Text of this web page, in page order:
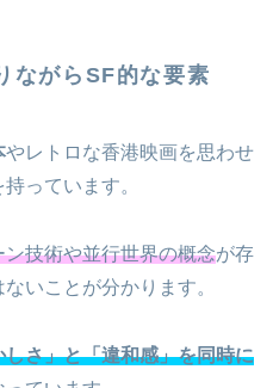
ながらSF的な要素
やレトロな香港映画を思わせ
っています。
ン技術や並行世界の概念が存
いことが分かります。
しさ」と「違和感」を同時に